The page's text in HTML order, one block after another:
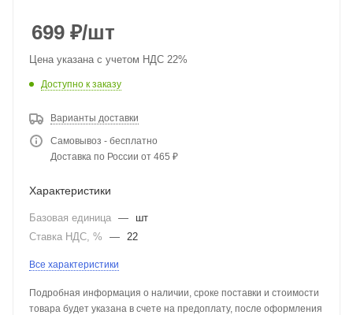
699 ₽/шт
Цена указана с учетом НДС 22%
Доступно к заказу
Варианты доставки
Самовывоз - бесплатно
Доставка по России от 465 ₽
Характеристики
Базовая единица —
шт
Ставка НДС, %
— 22
Все характеристики
Подробная информация о наличии, сроке поставки и стоимости
товара будет указана в счете на предоплату, после оформления